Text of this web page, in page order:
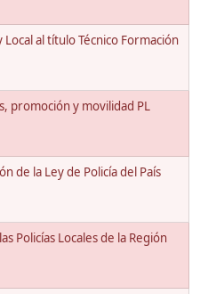
al título Técnico Formación
promoción y movilidad PL
de la Ley de Policía del País
Policías Locales de la Región